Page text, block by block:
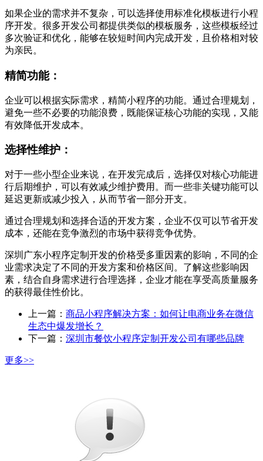
如果企业的需求并不复杂，可以选择使用标准化模板进行小程
序开发。很多开发公司都提供类似的模板服务，这些模板经过
多次验证和优化，能够在较短时间内完成开发，且价格相对较
为亲民。
精简功能：
企业可以根据实际需求，精简小程序的功能。通过合理规划，
避免一些不必要的功能浪费，既能保证核心功能的实现，又能
有效降低开发成本。
选择性维护：
对于一些小型企业来说，在开发完成后，选择仅对核心功能进
行后期维护，可以有效减少维护费用。而一些非关键功能可以
延迟更新或减少投入，从而节省一部分开支。
通过合理规划和选择合适的开发方案，企业不仅可以节省开发
成本，还能在竞争激烈的市场中获得竞争优势。
深圳广东小程序定制开发的价格受多重因素的影响，不同的企
业需求决定了不同的开发方案和价格区间。了解这些影响因
素，结合自身需求进行合理选择，企业才能在享受高质量服务
的获得最佳性价比。
上一篇： 商品小程序解决方案：如何让电商业务在微信
生态中爆发增长？
下一篇： 深圳市餐饮小程序定制开发公司有哪些品牌
更多>>